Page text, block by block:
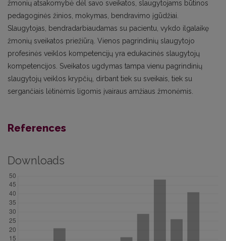
žmonių atsakomybė dėl savo sveikatos, slaugytojams būtinos
pedagoginės žinios, mokymas, bendravimo įgūdžiai.
Slaugytojas, bendradarbiaudamas su pacientu, vykdo ilgalaikę
žmonių sveikatos priežiūrą. Vienos pagrindinių slaugytojo
profesinės veiklos kompetencijų yra edukacinės slaugytojų
kompetencijos. Sveikatos ugdymas tampa vienu pagrindinių
slaugytojų veiklos krypčių, dirbant tiek su sveikais, tiek su
sergančiais lėtinėmis ligomis įvairaus amžiaus žmonėmis.
References
Downloads